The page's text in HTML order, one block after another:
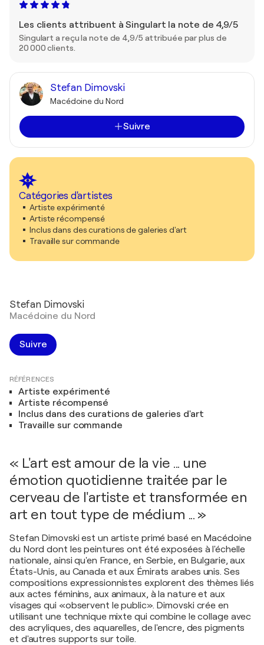
Les clients attribuent à Singulart la note de 4,9/5
Singulart a reçu la note de 4,9/5 attribuée par plus de
20 000 clients.
Stefan Dimovski
Macédoine du Nord
Suivre
Catégories d'artistes
Artiste expérimenté
Artiste récompensé
Inclus dans des curations de galeries d'art
Travaille sur commande
Stefan Dimovski
Macédoine du Nord
Suivre
RÉFÉRENCES
Artiste expérimenté
Artiste récompensé
Inclus dans des curations de galeries d'art
Travaille sur commande
« L'art est amour de la vie ... une
émotion quotidienne traitée par le
cerveau de l'artiste et transformée en
art en tout type de médium ... »
Stefan Dimovski est un artiste primé basé en Macédoine
du Nord dont les peintures ont été exposées à l'échelle
nationale, ainsi qu'en France, en Serbie, en Bulgarie, aux
États-Unis, au Canada et aux Émirats arabes unis. Ses
compositions expressionnistes explorent des thèmes liés
aux actes féminins, aux animaux, à la nature et aux
visages qui «observent le public». Dimovski crée en
utilisant une technique mixte qui combine le collage avec
des acryliques, des aquarelles, de l'encre, des pigments
et d'autres supports sur toile.